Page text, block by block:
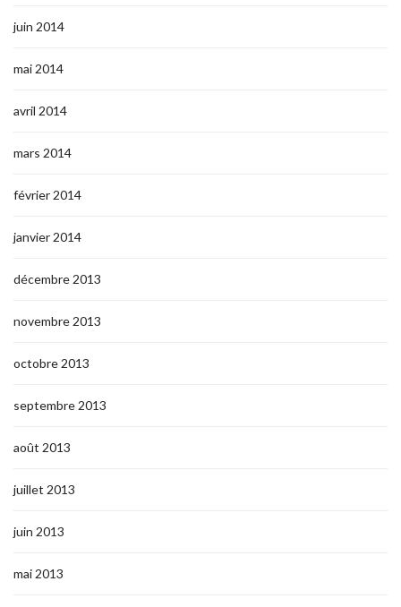
juin 2014
mai 2014
avril 2014
mars 2014
février 2014
janvier 2014
décembre 2013
novembre 2013
octobre 2013
septembre 2013
août 2013
juillet 2013
juin 2013
mai 2013